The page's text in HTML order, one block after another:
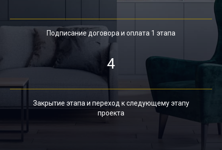
Подписание договора и оплата 1 этапа
4
Закрытие этапа и переход к следующему этапу
проекта